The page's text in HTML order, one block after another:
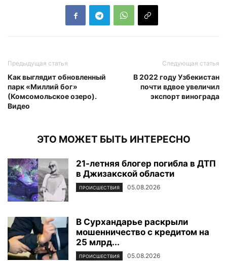
Предыдущая статья
Как выглядит обновленный
парк «Миллий бог»
(Комсомольское озеро).
Видео
Следующая статья
В 2022 году Узбекистан
почти вдвое увеличил
экспорт винограда
ЭТО МОЖЕТ БЫТЬ ИНТЕРЕСНО
21-летняя блогер погибла в ДТП
в Джизакской области
ПРОИСШЕСТВИЯ 05.08.2026
В Сурхандарье раскрыли
мошенничество с кредитом на
25 млрд...
ПРОИСШЕСТВИЯ 05.08.2026